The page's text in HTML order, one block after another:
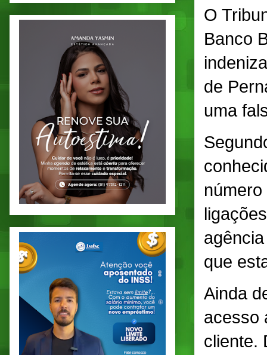
O
Banco
de
uma
que
Ainda
acesso
cliente.